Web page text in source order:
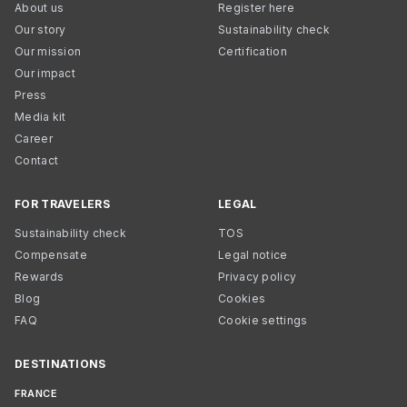
About us
Our story
Our mission
Our impact
Press
Media kit
Career
Contact
Register here
Sustainability check
Certification
FOR TRAVELERS
Sustainability check
Compensate
Rewards
Blog
FAQ
LEGAL
TOS
Legal notice
Privacy policy
Cookies
Cookie settings
DESTINATIONS
FRANCE